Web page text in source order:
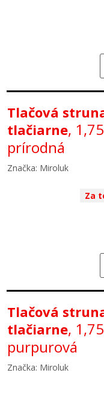
Tlačová
tlačiarne,
prírodná
Značka: Miroluk
Za
Tlačová
tlačiarne,
purpurová
Značka: Miroluk